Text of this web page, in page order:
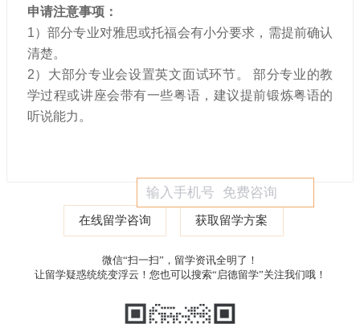
申请注意事项：
1）部分专业对雅思或托福会有小分要求，需提前确认
清楚。
2）大部分专业会设置英文面试环节。 部分专业的教
学过程或讲座会带有一些粤语，建议提前锻炼粤语的
听说能力。
在线留学咨询 获取留学方案
微信“扫一扫”，留学资讯全明了！
让留学疑惑统统变浮云！您也可以搜索“启德留学”关注我们哦！